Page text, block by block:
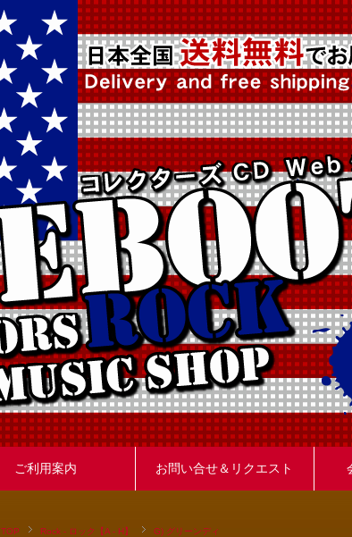
ご利用案内 お問い合せ＆リクエスト
TOP Rock - ロック【A - H】 G) グリーンディ